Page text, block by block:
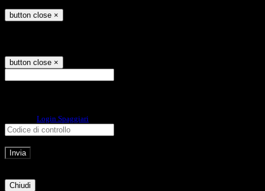
button close ×
button close ×
Login Spaggiari
Chiudi